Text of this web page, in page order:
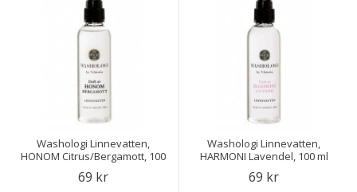
Washologi Linnevatten,
HONOM Citrus/Bergamott, 100
69 kr
Washologi Linnevatten,
HARMONI Lavendel, 100 ml
69 kr